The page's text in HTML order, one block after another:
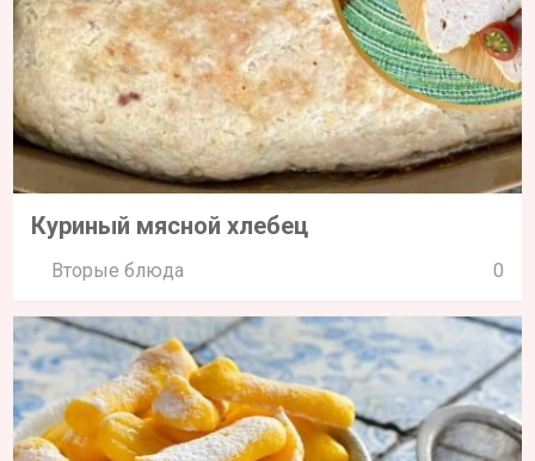
Куриный мясной хлебец
Вторые блюда 0